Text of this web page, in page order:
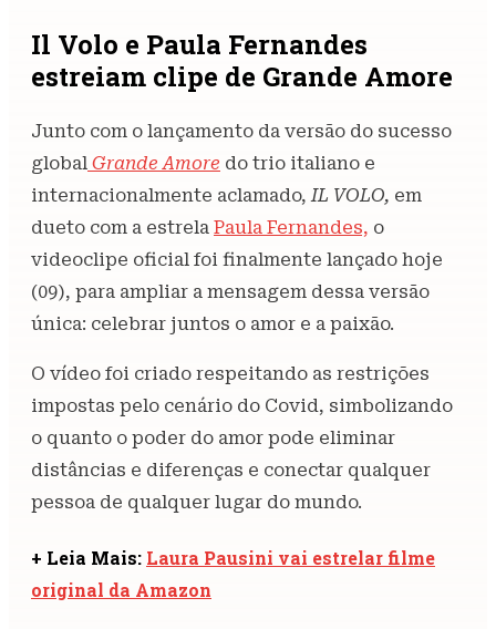
Il Volo e Paula Fernandes
estreiam clipe de Grande Amore
Junto com o lançamento da versão do sucesso
global Grande Amore do trio italiano e
internacionalmente aclamado,IL VOLO, em
dueto com a estrela Paula Fernandes, o
videoclipe oficial foi finalmente lançado hoje
(09), para ampliar a mensagem dessa versão
única: celebrar juntos o amor e a paixão.
O vídeo foi criado respeitando as restrições
impostas pelo cenário do Covid, simbolizando
o quanto o poder do amor pode eliminar
distâncias e diferenças e conectar qualquer
pessoa de qualquer lugar do mundo.
+ Leia Mais: Laura Pausini vai estrelar filme
original da Amazon